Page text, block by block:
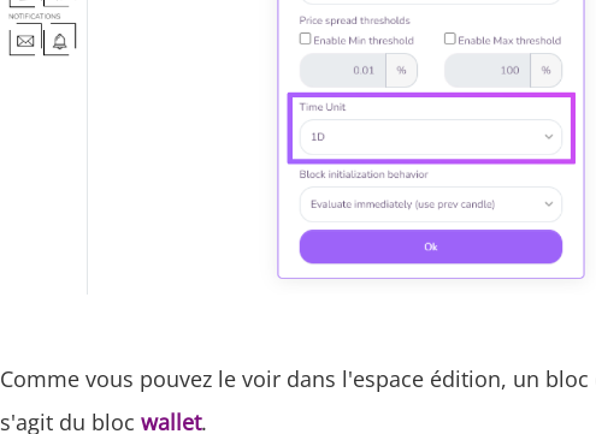
Comme vous pouvez le voir dans l'espace édition, un
s'agit du bloc wallet.